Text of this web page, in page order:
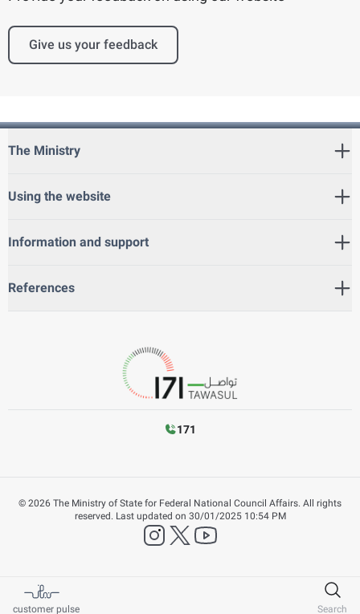
Give us your feedback
The Ministry
Using the website
Information and support
References
171
© 2026 The Ministry of State for Federal National Council Affairs. All rights
reserved. Last updated on 30/01/2025 10:54 PM
instagram
twitter
customer pulse Search